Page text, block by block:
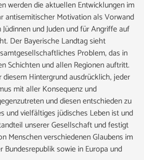
werden die aktuellen Entwicklungen im
antisemitischer Motivation als Vorwand
und Juden und für Angriffe auf
Der Bayerische Landtag sieht
Problem, das in
Schichten und allen Regionen auftritt.
Hintergrund ausdrücklich, jeder
mit aller Konsequenz und
und diesen entschieden zu
und vielfältiges jüdisches Leben ist und
unserer Gesellschaft und festigt
Menschen verschiedenen Glaubens im
Bundesrepublik sowie in Europa und